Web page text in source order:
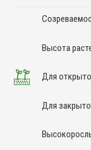
Высота
Для
Для